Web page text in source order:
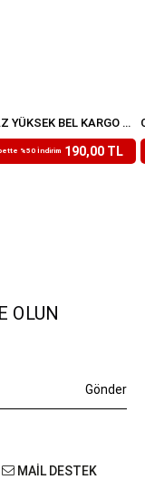
BEYAZ YÜKSEK BEL KARGO CEP PANTOLON
₺379,99
%50 İndirim 190,00 TL
OLUN
Gönder
MAİL DESTEK